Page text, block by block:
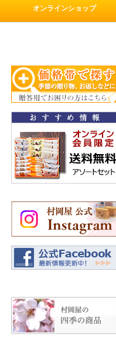
オンラインショップ